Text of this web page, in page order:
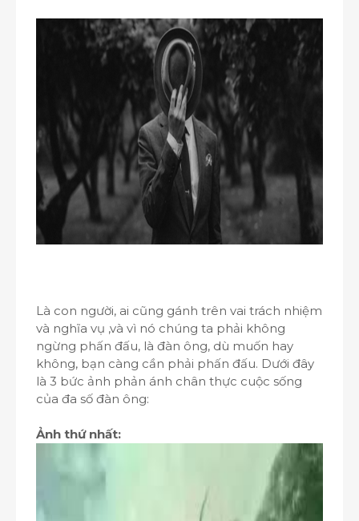
Là con người, ai cũng gánh trên vai trách nhiệm
và nghĩa vụ ,và vì nó chúng ta phải không
ngừng phấn đấu, là đàn ông, dù muốn hay
không, bạn càng cần phải phấn đấu. Dưới đây
là 3 bức ảnh phản ánh chân thực cuộc sống
của đa số đàn ông:
Ảnh thứ nhất: